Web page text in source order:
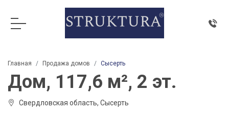
Главная Продажа домов Сысерть
Дом, 117,6 м², 2 эт.
Свердловская область, Сысерть